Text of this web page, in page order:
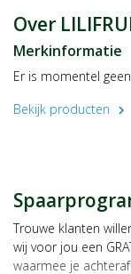
Over
Merkinformatie
Er is momentel
Bekijk producten
chevron_right
Trouwe klanten
wij voor jou een
waarmee je